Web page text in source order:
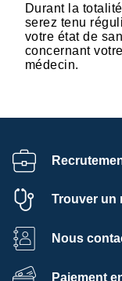
Durant la
serez tenu
votre état de
concernant
médecin.
Trouver un
Nous
Paiement